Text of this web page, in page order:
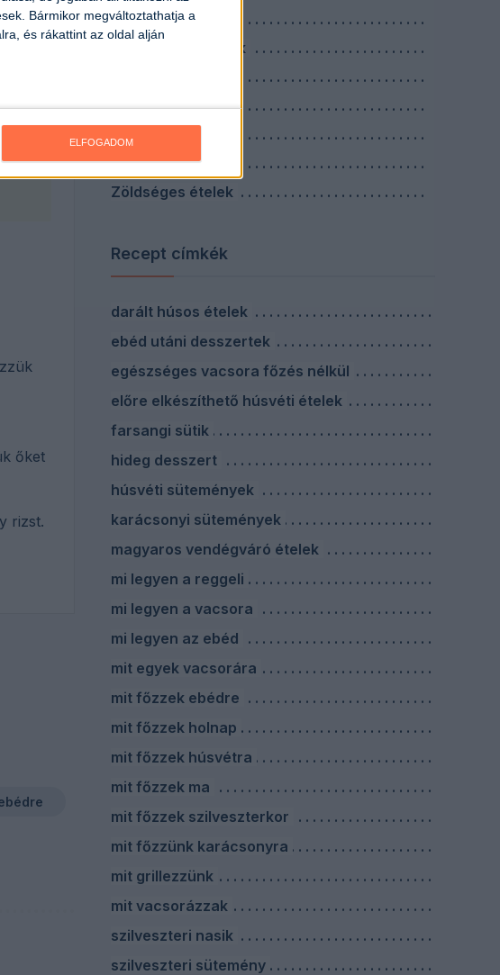
Bármikor megváltoztathatja a
és rákattint az oldal alján
ELFOGADOM
őket
rizst.
Savanyúságok
Szószok, mártások
Tésztás ételek
Tojásos ételek
Vacsorák
Zöldséges ételek
Recept címkék
darált húsos ételek
ebéd utáni desszertek
egészséges vacsora főzés nélkül
előre elkészíthető húsvéti ételek
farsangi sütik
hideg desszert
húsvéti sütemények
karácsonyi sütemények
magyaros vendégváró ételek
mi legyen a reggeli
mi legyen a vacsora
mi legyen az ebéd
mit egyek vacsorára
mit főzzek ebédre
mit főzzek holnap
mit főzzek húsvétra
mit főzzek ma
mit főzzek szilveszterkor
mit főzzünk karácsonyra
mit grillezzünk
mit vacsorázzak
szilveszteri nasik
szilveszteri sütemény